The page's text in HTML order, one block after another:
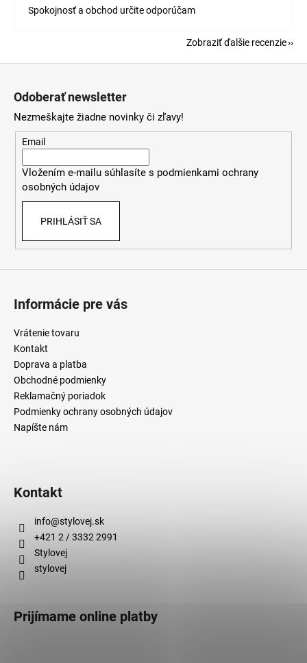
Spokojnosť a obchod určite odporúčam
Zobraziť ďalšie recenzie
Odoberať newsletter
Nezmeškajte žiadne novinky či zľavy!
Email
Vložením e-mailu súhlasíte s podmienkami ochrany
osobných údajov
PRIHLÁSIŤ SA
Informácie pre vás
Vrátenie tovaru
Kontakt
Doprava a platba
Obchodné podmienky
Reklamačný poriadok
Podmienky ochrany osobných údajov
Napíšte nám
Kontakt
info@stylovej.sk
+421 2 / 3332 2991
Stylovej
stylovej
Prijímame online platby